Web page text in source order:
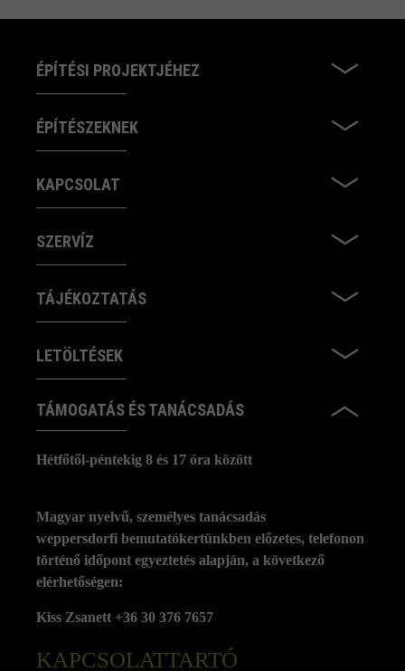
ÉPÍTÉSI PROJEKTJÉHEZ
ÉPÍTÉSZEKNEK
KAPCSOLAT
SZERVÍZ
TÁJÉKOZTATÁS
LETÖLTÉSEK
TÁMOGATÁS ÉS TANÁCSADÁS
Hétfőtől-péntekig 8 és 17 óra között
KAPCSOLATTARTÓ
Magyar nyelvű, személyes tanácsadás
weppersdorfi bemutatókertünkben előzetes, telefonon
történő időpont egyeztetés alapján, a következő
elérhetőségen:
Kiss Zsanett +36 30 376 7657